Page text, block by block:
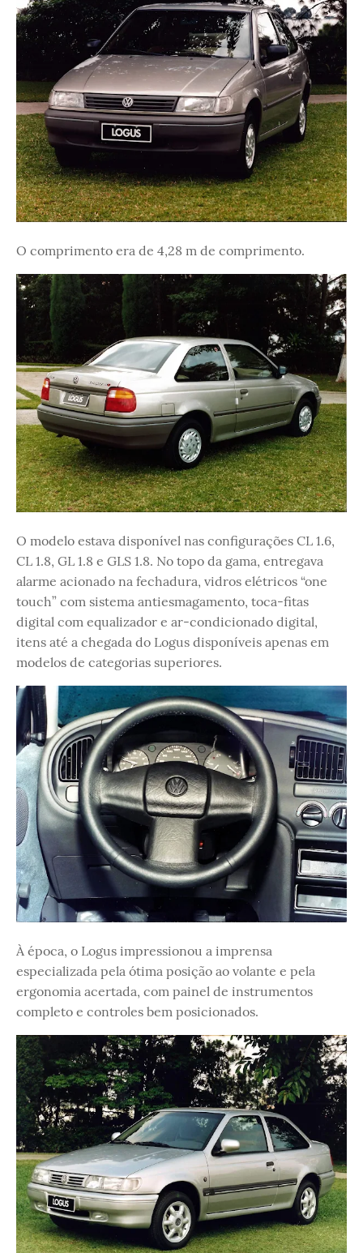
O comprimento era de 4,28 m de comprimento.
O modelo estava disponível nas configurações CL 1.6,
CL 1.8, GL 1.8 e GLS 1.8. No topo da gama, entregava
alarme acionado na fechadura, vidros elétricos “one
touch” com sistema antiesmagamento, toca-fitas
digital com equalizador e ar-condicionado digital,
itens até a chegada do Logus disponíveis apenas em
modelos de categorias superiores.
À época, o Logus impressionou a imprensa
especializada pela ótima posição ao volante e pela
ergonomia acertada, com painel de instrumentos
completo e controles bem posicionados.